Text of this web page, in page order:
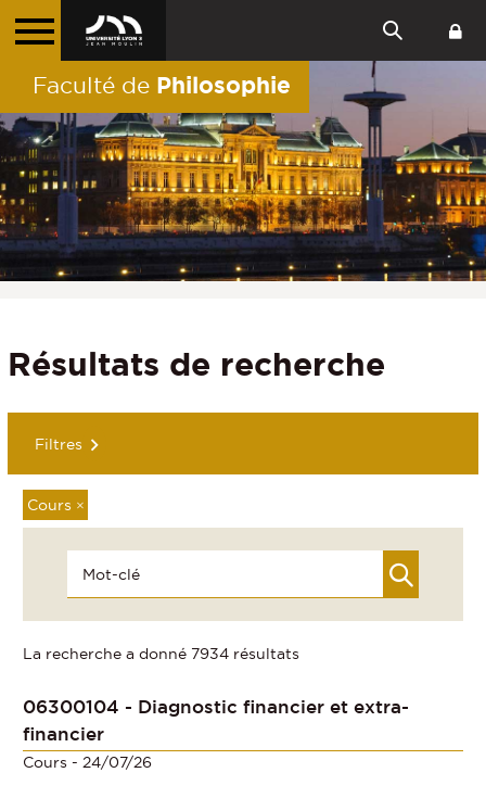
Faculté de Philosophie
Résultats de recherche
Filtres
Cours ×
La recherche a donné 7934 résultats
06300104 - Diagnostic financier et extra-
financier
Cours - 24/07/26